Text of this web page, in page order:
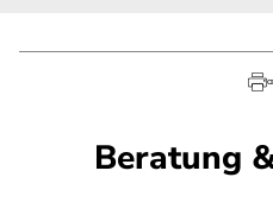
Beratung